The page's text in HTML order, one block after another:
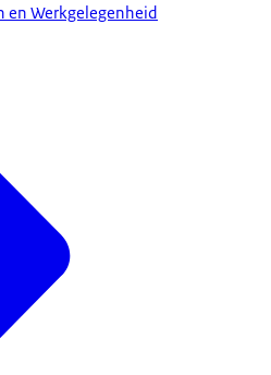
en Werkgelegenheid